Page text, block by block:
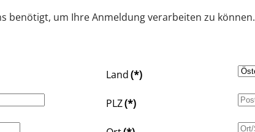
benötigt, um Ihre Anmeldung verarbeiten zu können.
Land(*)
PLZ(*)